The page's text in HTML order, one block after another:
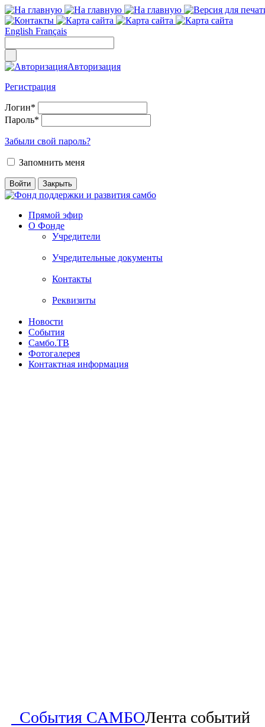
English Français
Авторизация
Регистрация
Логин*
Пароль*
Забыли свой пароль?
Запомнить меня
Прямой эфир
О Фонде
Учредители
Учредительные документы
Контакты
Реквизиты
Новости
События
Самбо.ТВ
Фотогалерея
Контактная информация
События САМБОЛента событий